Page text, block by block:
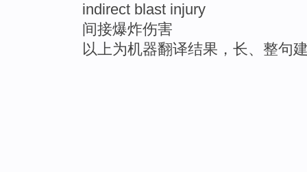
indirect blast injury
间接爆炸伤害
以上为机器翻译结果，长、整句